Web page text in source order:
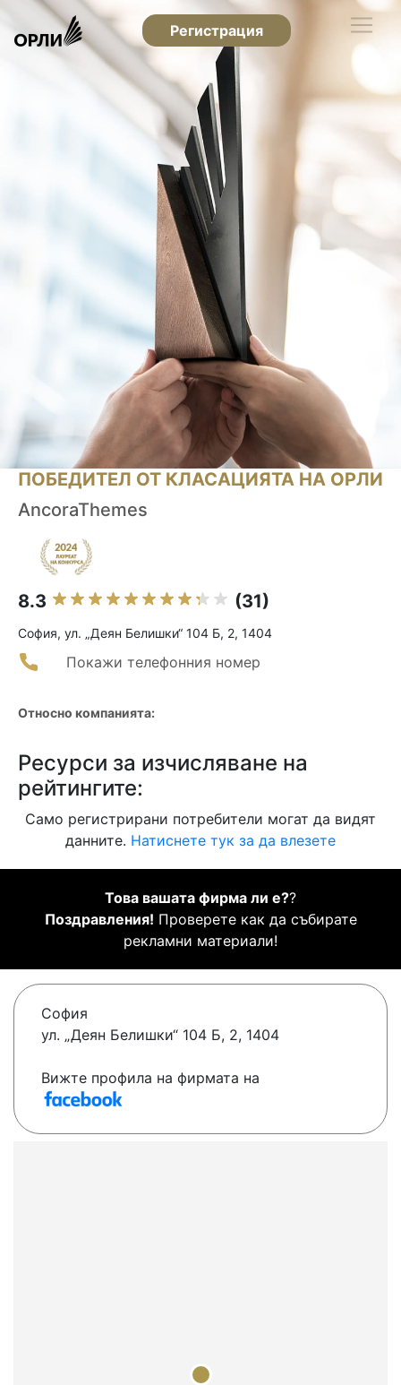
Регистрация
ПОБЕДИТЕЛ ОТ КЛАСАЦИЯТА НА ОРЛИ
AncoraThemes
8.3 (31)
София, ул. „Деян Белишки“ 104 Б, 2, 1404
Покажи телефонния номер
Относно компанията:
Ресурси за изчисляване на
рейтингите:
Само регистрирани потребители могат да видят
данните. Натиснете тук за да влезете
Това вашата фирма ли е??
Поздравления! Проверете как да събирате
рекламни материали!
София
ул. „Деян Белишки“ 104 Б, 2, 1404
Вижте профила на фирмата на